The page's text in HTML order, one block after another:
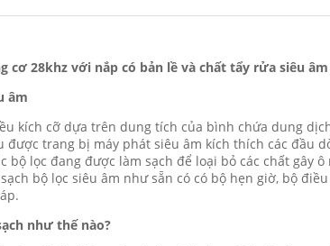
cơ 28khz với nắp có bản lề và chất tẩy rửa siêu
âm
kích cỡ dựa trên dung tích của bình chứa dung
được trang bị máy phát siêu âm kích thích các
bộ lọc đang được làm sạch để loại bỏ các chất
bộ lọc siêu âm như sẵn có có bộ hẹn giờ, bộ
như thế nào?